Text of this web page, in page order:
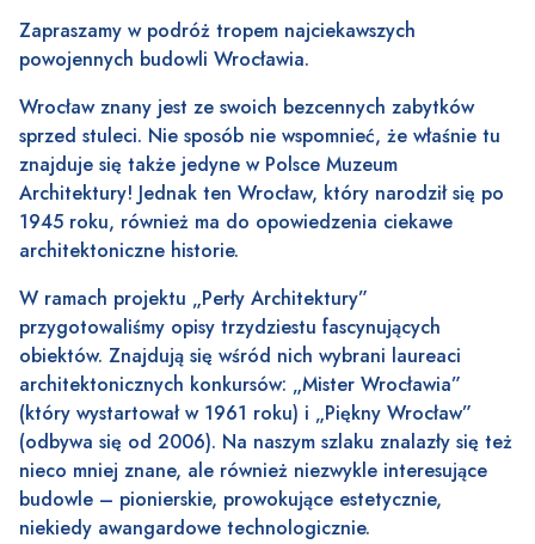
Zapraszamy w podróż tropem najciekawszych
powojennych budowli Wrocławia.
Wrocław znany jest ze swoich bezcennych zabytków
sprzed stuleci. Nie sposób nie wspomnieć, że właśnie tu
znajduje się także jedyne w Polsce Muzeum
Architektury! Jednak ten Wrocław, który narodził się po
1945 roku, również ma do opowiedzenia ciekawe
architektoniczne historie.
W ramach projektu „Perły Architektury”
przygotowaliśmy opisy trzydziestu fascynujących
obiektów. Znajdują się wśród nich wybrani laureaci
architektonicznych konkursów: „Mister Wrocławia”
(który wystartował w 1961 roku) i „Piękny Wrocław”
(odbywa się od 2006). Na naszym szlaku znalazły się też
nieco mniej znane, ale również niezwykle interesujące
budowle – pionierskie, prowokujące estetycznie,
niekiedy awangardowe technologicznie.